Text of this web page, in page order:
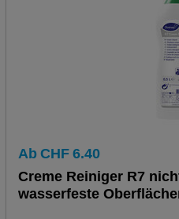
Ab CHF 6.40
Creme Reiniger R7
wasserfeste